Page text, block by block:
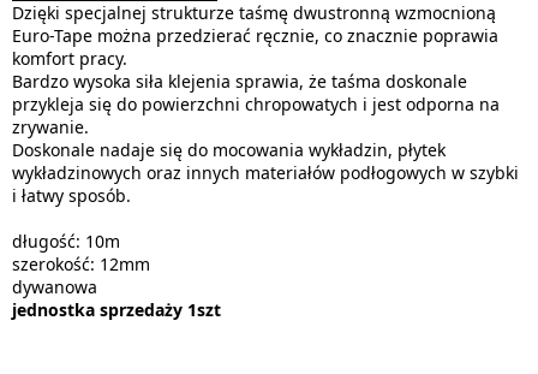
Dzięki specjalnej strukturze taśmę dwustronną wzmocnioną
Euro-Tape można przedzierać ręcznie, co znacznie poprawia
komfort pracy.
Bardzo wysoka siła klejenia sprawia, że taśma doskonale
przykleja się do powierzchni chropowatych i jest odporna na
zrywanie.
Doskonale nadaje się do mocowania wykładzin, płytek
wykładzinowych oraz innych materiałów podłogowych w szybki
i łatwy sposób.
długość: 10m
szerokość: 12mm
dywanowa
jednostka sprzedaży 1szt